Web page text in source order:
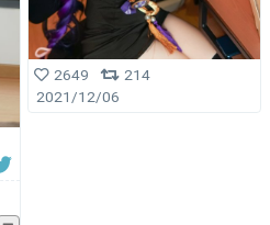
2649
214
2021/12/06